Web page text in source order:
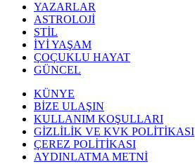
YAZARLAR
ASTROLOJİ
STİL
İYİ YAŞAM
ÇOÇUKLU HAYAT
GÜNCEL
KÜNYE
BİZE ULAŞIN
KULLANIM KOŞULLARI
GİZLİLİK VE KVK POLİTİKASI
ÇEREZ POLİTİKASI
AYDINLATMA METNİ